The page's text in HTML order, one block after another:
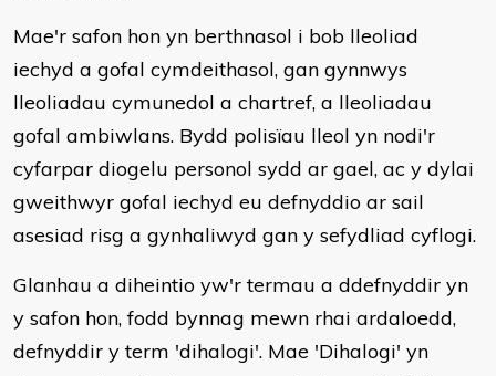
Mae'r safon hon yn berthnasol i bob lleoliad
iechyd a gofal cymdeithasol, gan gynnwys
lleoliadau cymunedol a chartref, a lleoliadau
gofal ambiwlans. Bydd polisïau lleol yn nodi'r
cyfarpar diogelu personol sydd ar gael, ac y dylai
gweithwyr gofal iechyd eu defnyddio ar sail
asesiad risg a gynhaliwyd gan y sefydliad cyflogi.
Glanhau a diheintio yw'r termau a ddefnyddir yn
y safon hon, fodd bynnag mewn rhai ardaloedd,
defnyddir y term 'dihalogi'. Mae 'Dihalogi' yn